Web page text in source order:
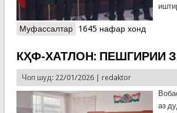
Муфассалтаро КҲФ: иштироки ҳайати
1645 нафар хонд
КҲФ-ХАТЛОН: ПЕШГИРИИ
Чоп шуд: 22/01/2026 | redaktor
аз